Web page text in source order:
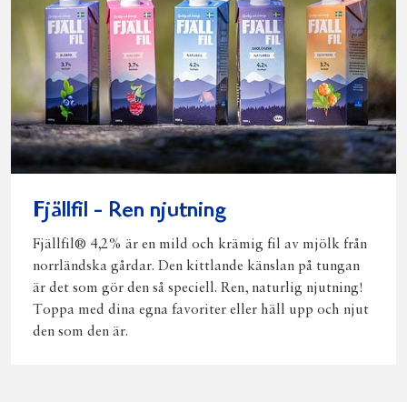
Fjällfil - Ren njutning
Fjällfil® 4,2% är en mild och krämig fil av mjölk från
norrländska gårdar. Den kittlande känslan på tungan
är det som gör den så speciell. Ren, naturlig njutning!
Toppa med dina egna favoriter eller häll upp och njut
den som den är.